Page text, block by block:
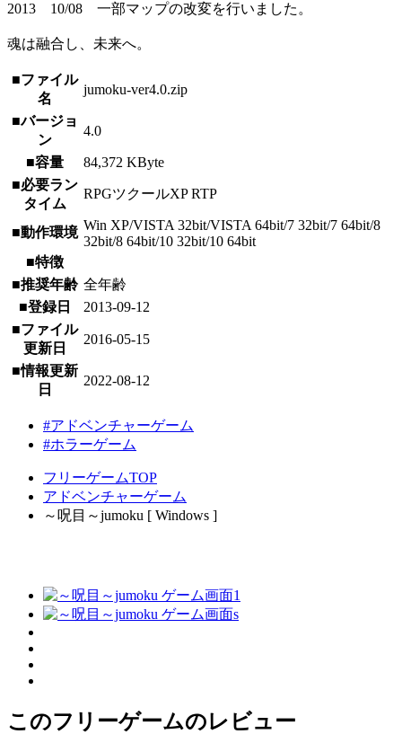
2013 10/08 一部マップの改変を行いました。
魂は融合し、未来へ。
■ファイル
名
jumoku-ver4.0.zip
■バージョ
ン
4.0
■容量
84,372 KByte
■必要ラン
タイム
RPGツクールXP RTP
■動作環境 Win XP/VISTA 32bit/VISTA 64bit/7 32bit/7 64bit/8
32bit/8 64bit/10 32bit/10 64bit
■特徴
■推奨年齢 全年齢
■登録日
2013-09-12
■ファイル
更新日
2016-05-15
■情報更新
日
2022-08-12
#アドベンチャーゲーム
#ホラーゲーム
フリーゲームTOP
アドベンチャーゲーム
～呪目～jumoku [ Windows ]
このフリーゲームのレビュー